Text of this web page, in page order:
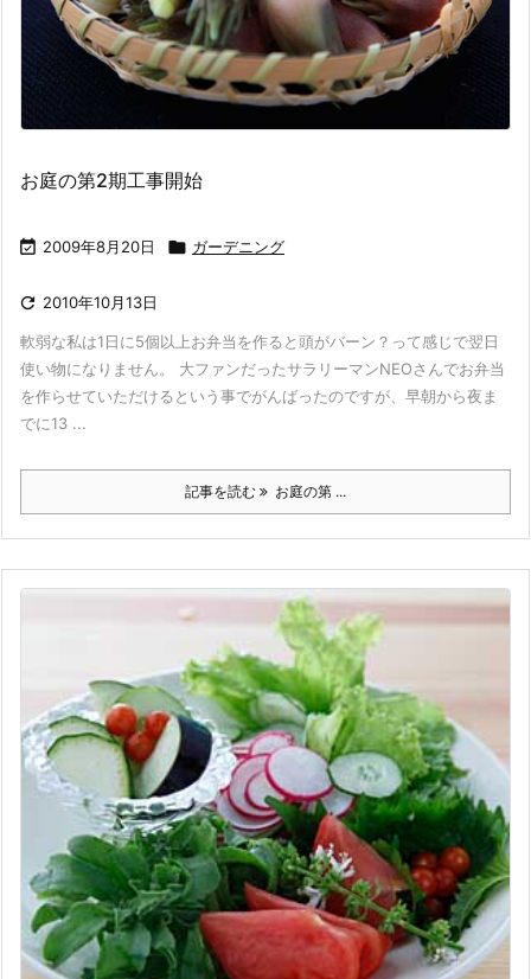
お庭の第2期工事開始
 2009年8月20日  ガーデニング
 2010年10月13日
軟弱な私は1日に5個以上お弁当を作ると頭がバーン？って感じで翌日
使い物になりません。 大ファンだったサラリーマンNEOさんでお弁当
を作らせていただけるという事でがんばったのですが、早朝から夜ま
でに13 ...
記事を読む お庭の第 ...